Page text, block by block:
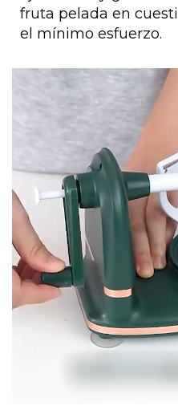
fruta pelada en
el mínimo esfuerzo.